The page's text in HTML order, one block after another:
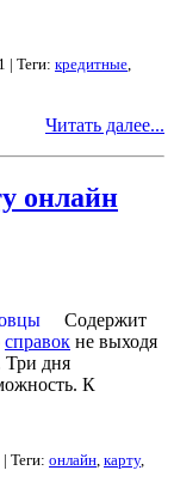
| Теги: кредитные
Читать далее...
онлайн
Содержит
справок не выходя
Три дня
К
Теги: онлайн, карту,